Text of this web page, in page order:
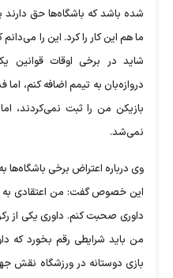
شده باشد که باشگاه‌ها حق دارند
ما هم این کار را کرد. این را
شاید در برخی اوقات
دروازه‌بان به تیمم اضافه کنم،
بازیکن من را ثبت نمی‌کردند،
نمی‌شد.
وی درباره اعتراض برخی باشگاه‌ها
این خصوص گفت: من اعتقادی به
داوری صحبت کنم. داوری یکی از
من باید شرایطی رقم بخورد که
بازی دوستانه در ورزشگاه نقش